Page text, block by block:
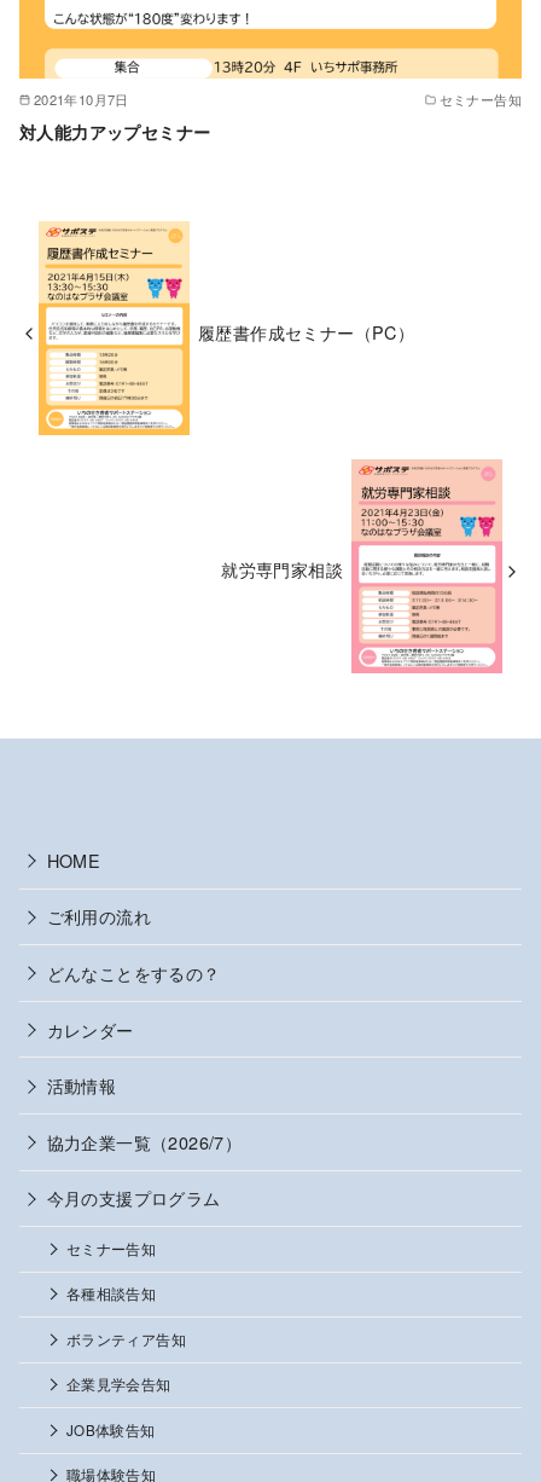
2021年10月7日 セミナー告知
対人能力アップセミナー
履歴書作成セミナー（PC）
就労専門家相談
HOME
ご利用の流れ
どんなことをするの？
カレンダー
活動情報
協力企業一覧（2026/7）
今月の支援プログラム
セミナー告知
各種相談告知
ボランティア告知
企業見学会告知
JOB体験告知
職場体験告知